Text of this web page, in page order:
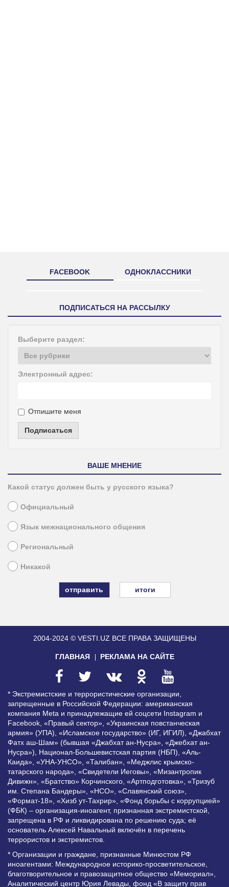
FACEBOOK ОДНОКЛАССНИКИ
ПОДПИСАТЬСЯ НА РАССЫЛКУ
Выберите раздел:
Электронный адрес:
Отпишите меня
Подписаться
ВАШЕ МНЕНИЕ
Какой статус должен быть у русского языка?
Официальный
Язык межнационального общения
Региональный
Никакой
итоги
2004-2024 © VESTI.UZ ВСЕ ПРАВА ЗАЩИЩЕНЫ
ГЛАВНАЯ РЕКЛАМА НА САЙТЕ
* Экстремистские и террористические организации,
запрещенные в Российской Федерации: американская
компания Meta и принадлежащие ей соцсети Instagram и
Facebook, «Правый сектор», «Украинская повстанческая
армия» (УПА), «Исламское государство» (ИГ, ИГИЛ), «Джабхат
Фатх аш-Шам» (бывшая «Джабхат ан-Нусра», «Джебхат ан-
Нусра»), Национал-Большевистская партия (НБП), «Аль-
Каида», «УНА-УНСО», «Талибан», «Меджлис крымско-
татарского народа», «Свидетели Иеговы», «Мизантропик
Дивижн», «Братство» Корчинского, «Артподготовка», «Тризуб
им. Степана Бандеры», «НСО», «Славянский союз»,
«Формат-18», «Хизб ут-Тахрир», «Фонд борьбы с коррупцией»
(ФБК) – организация-иноагент, признанная экстремистской,
запрещена в РФ и ликвидирована по решению суда; её
основатель Алексей Навальный включён в перечень
террористов и экстремистов.
* Организации и граждане, признанные Минюстом РФ
иноагентами: Международное историко-просветительское,
благотворительное и правозащитное общество «Мемориал»,
Аналитический центр Юрия Левады, фонд «В защиту прав